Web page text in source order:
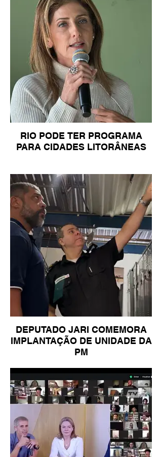
RIO PODE TER PROGRAMA
PARA CIDADES LITORÂNEAS
DEPUTADO JARI COMEMORA
IMPLANTAÇÃO DE UNIDADE DA
PM